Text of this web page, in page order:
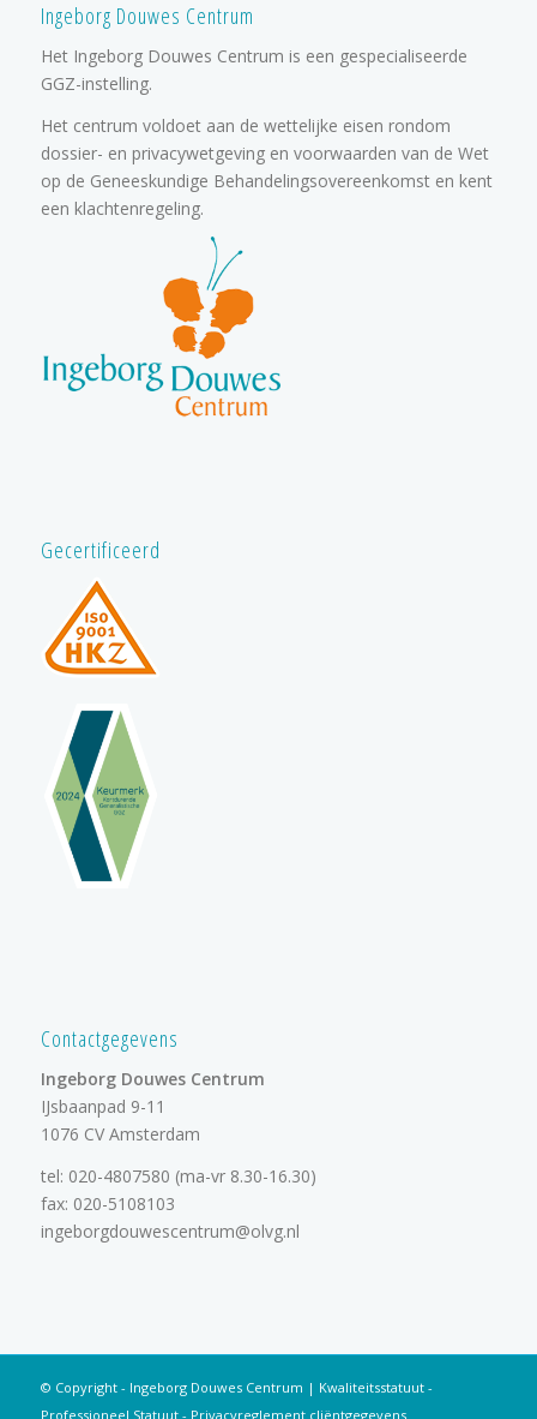
Ingeborg Douwes Centrum
Het Ingeborg Douwes Centrum is een gespecialiseerde
GGZ-instelling.
Het centrum voldoet aan de wettelijke eisen rondom
dossier- en privacywetgeving en voorwaarden van de Wet
op de Geneeskundige Behandelingsovereenkomst en kent
een klachtenregeling.
Gecertificeerd
Contactgegevens
Ingeborg Douwes Centrum
IJsbaanpad 9-11
1076 CV Amsterdam
tel: 020-4807580 (ma-vr 8.30-16.30)
fax: 020-5108103
ingeborgdouwescentrum@olvg.nl
© Copyright - Ingeborg Douwes Centrum | Kwaliteitsstatuut-
Professioneel Statuut- Privacyreglement cliëntgegevens